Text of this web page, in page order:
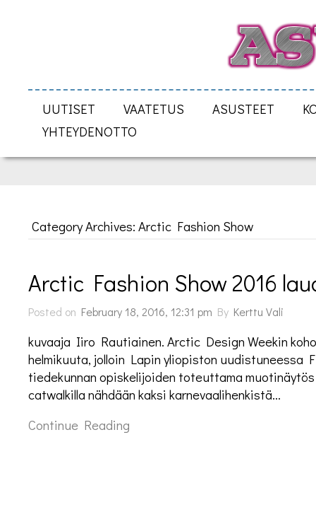
UUTISET VAATETUS ASUSTEET
YHTEYDENOTTO
Category Archives: Arctic Fashion Show
Arctic Fashion Show 2016
Posted on February 18, 2016, 12:31 pm By Kerttu Vali
kuvaaja Iiro Rautiainen. Arctic Design Weekin
helmikuuta, jolloin Lapin yliopiston uudistuneessa
tiedekunnan opiskelijoiden toteuttama
catwalkilla nähdään kaksi karnevaalihenkistä…
Continue Reading